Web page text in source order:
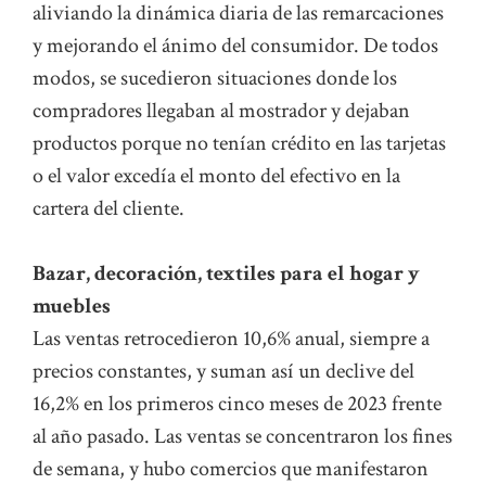
aliviando la dinámica diaria de las remarcaciones
y mejorando el ánimo del consumidor. De todos
modos, se sucedieron situaciones donde los
compradores llegaban al mostrador y dejaban
productos porque no tenían crédito en las tarjetas
o el valor excedía el monto del efectivo en la
cartera del cliente.
Bazar, decoración, textiles para el hogar y
muebles
Las ventas retrocedieron 10,6% anual, siempre a
precios constantes, y suman así un declive del
16,2% en los primeros cinco meses de 2023 frente
al año pasado. Las ventas se concentraron los fines
de semana, y hubo comercios que manifestaron